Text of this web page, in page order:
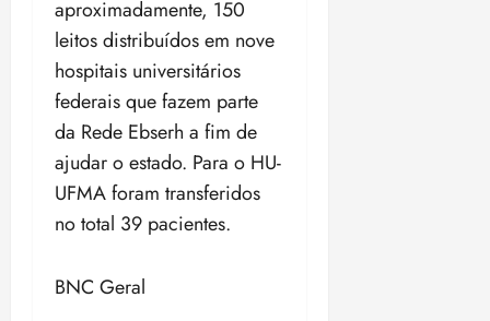
aproximadamente, 150
leitos distribuídos em nove
hospitais universitários
federais que fazem parte
da Rede Ebserh a fim de
ajudar o estado. Para o HU-
UFMA foram transferidos
no total 39 pacientes.
BNC Geral